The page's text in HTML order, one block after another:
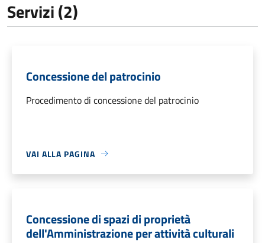
Servizi (2)
Concessione del patrocinio
Procedimento di concessione del patrocinio
VAI ALLA PAGINA
Concessione di spazi di proprietà
dell'Amministrazione per attività culturali